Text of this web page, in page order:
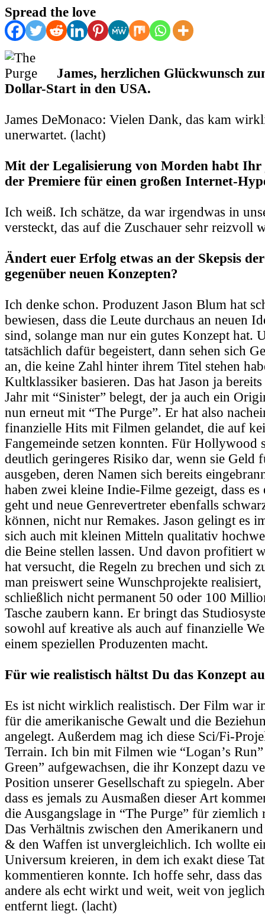
Spread the love
James, herzlichen Glückwunsch
Dollar-Start in den USA.
James DeMonaco: Vielen Dank, das kam
unerwartet. (lacht)
Mit der Legalisierung von Morden habt Ihr
der Premiere für einen großen Internet-
Ich weiß. Ich schätze, da war irgendwas in
versteckt, das auf die Zuschauer sehr reizvoll
Ändert euer Erfolg etwas an der Skepsis
gegenüber neuen Konzepten?
Ich denke schon. Produzent Jason Blum hat
bewiesen, dass die Leute durchaus an neuen
sind, solange man nur ein gutes Konzept hat.
tatsächlich dafür begeistert, dann sehen sich
an, die keine Zahl hinter ihrem Titel stehen
Kultklassiker basieren. Das hat Jason ja
Jahr mit “Sinister” belegt, der ja auch ein
nun erneut mit “The Purge”. Er hat also
finanzielle Hits mit Filmen gelandet, die auf
Fangemeinde setzen konnten. Für Hollywood
deutlich geringeres Risiko dar, wenn sie Geld
ausgeben, deren Namen sich bereits
haben zwei kleine Indie-Filme gezeigt, dass es
geht und neue Genrevertreter ebenfalls
können, nicht nur Remakes. Jason gelingt es
sich auch mit kleinen Mitteln qualitativ
die Beine stellen lassen. Und davon profitiert
hat versucht, die Regeln zu brechen und sich
man preiswert seine Wunschprojekte
schließlich nicht permanent 50 oder 100
Tasche zaubern kann. Er bringt das
sowohl auf kreative als auch auf finanzielle
einem speziellen Produzenten macht.
Für wie realistisch hältst Du das Konzept
Es ist nicht wirklich realistisch. Der Film war
für die amerikanische Gewalt und die
angelegt. Außerdem mag ich diese Sci/Fi-
Terrain. Ich bin mit Filmen wie “Logan’s
Green” aufgewachsen, die ihr Konzept dazu
Position unserer Gesellschaft zu spiegeln.
dass es jemals zu Ausmaßen dieser Art
die Ausgangslage in “The Purge” für ziemlich
Das Verhältnis zwischen den Amerikanern
& den Waffen ist unvergleichlich. Ich wollte
Universum kreieren, in dem ich exakt diese
kommentieren konnte. Ich hoffe sehr, dass
andere als echt wirkt und weit, weit von
entfernt liegt. (lacht)